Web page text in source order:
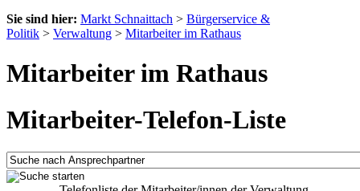
Sie sind hier: Markt Schnaittach > Bürgerservice &
Politik > Verwaltung > Mitarbeiter im Rathaus
Mitarbeiter im Rathaus
Mitarbeiter-Telefon-Liste